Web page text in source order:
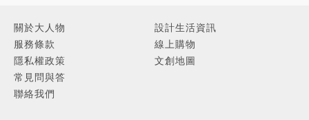
設計生活資訊
線上購物
文創地圖
關於大人物
服務條款
隱私權政策
常見問與答
聯絡我們